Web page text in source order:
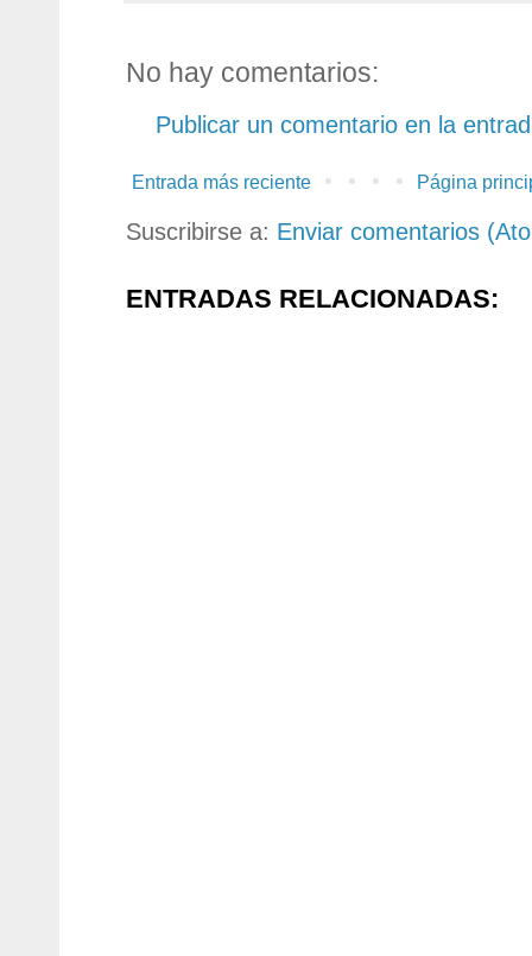
No hay comentarios:
Publicar un comentario en la
Entrada más reciente Página
Suscribirse a: Enviar comentarios
ENTRADAS RELACIONADAS: